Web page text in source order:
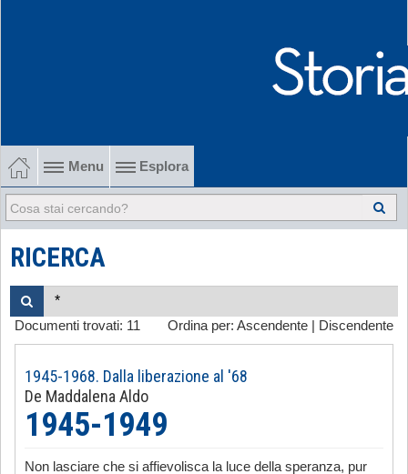
Menu Esplora
1902-1915 Gli esordi
1915-1945 Tra le due guerre
1945-1968 Dalla liberazione al '68
1968-2022 Dalla contestazione all'internazionalizzazione
-
RICERCA
Ordina per: Ascendente Discendente
Documenti trovati: 11
1945-1968. Dalla liberazione al '68
De Maddalena Aldo
1945-1949
Non lasciare che si affievolisca la luce della speranza, pur